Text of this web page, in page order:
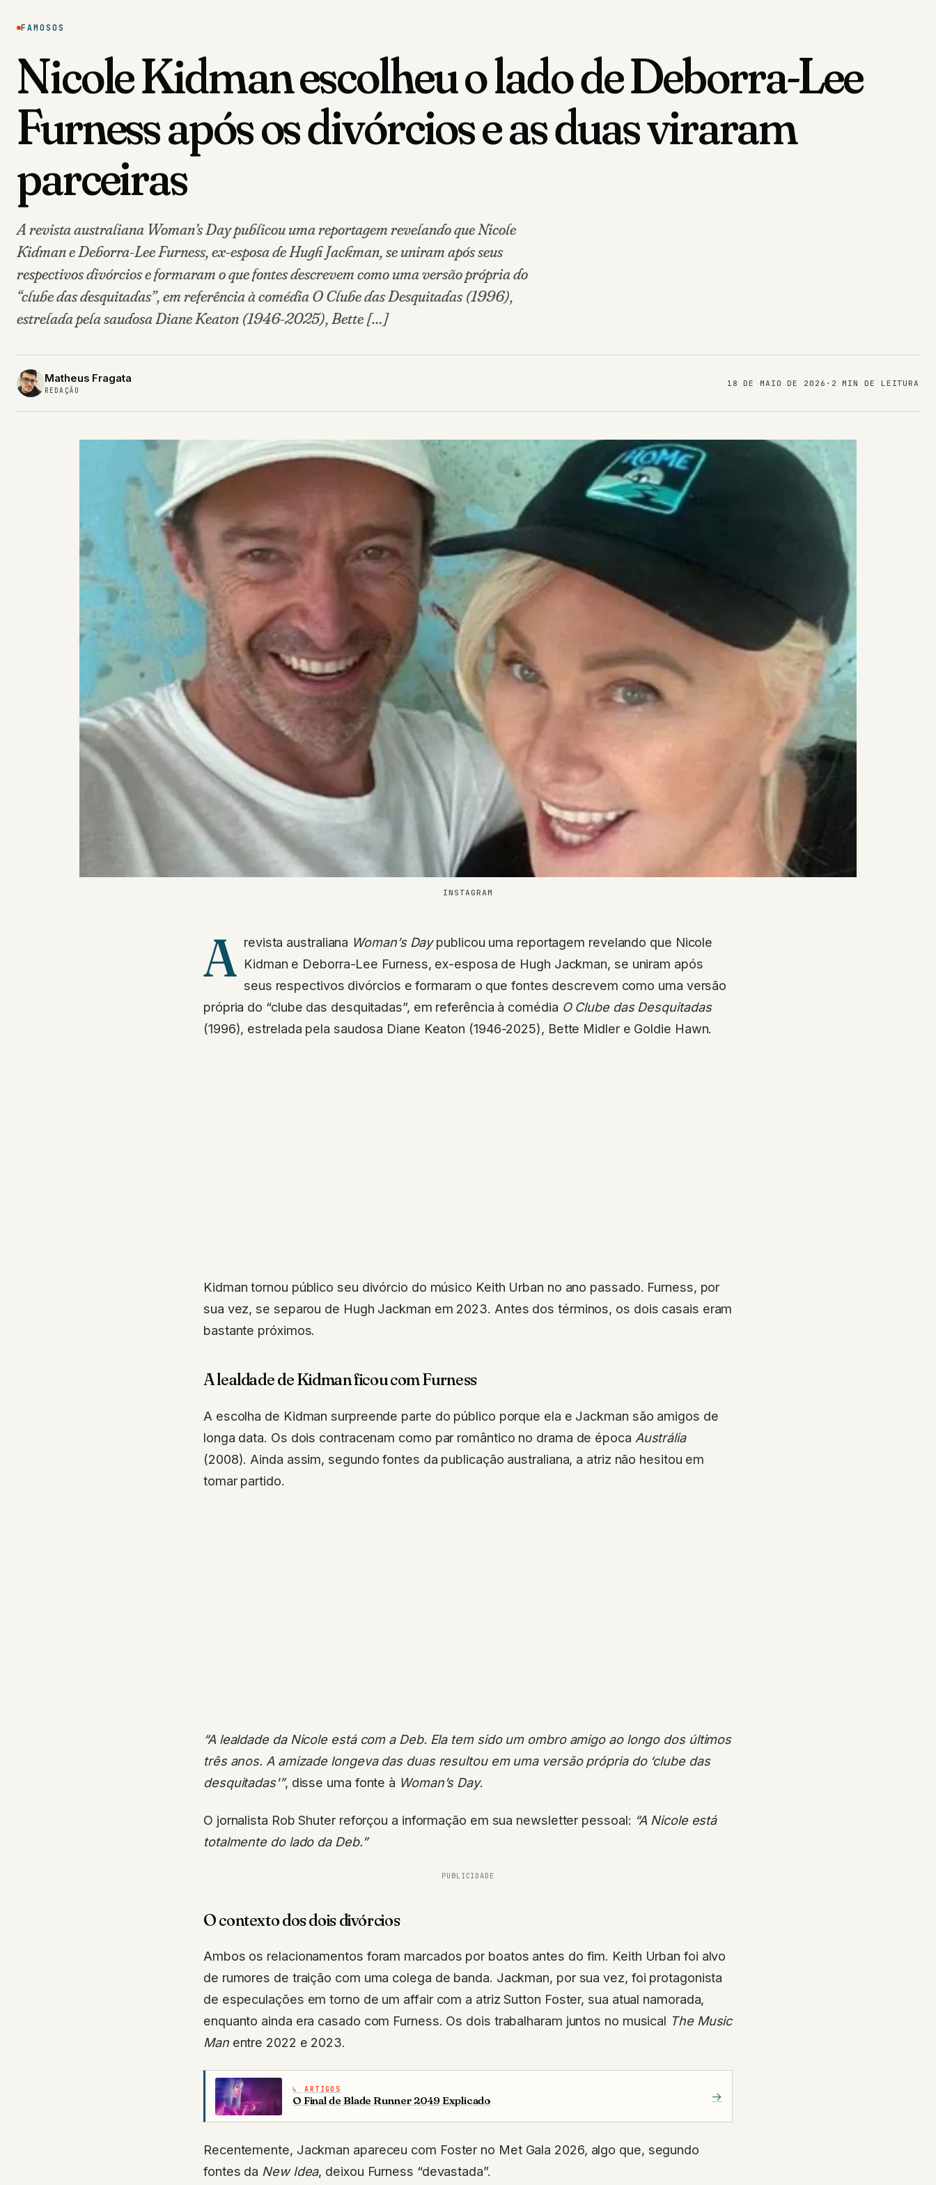
FAMOSOS
Nicole Kidman escolheu o lado de Deborra-Lee
Furness após os divórcios e as duas viraram
parceiras
A revista australiana Woman’s Day publicou uma reportagem revelando que Nicole
Kidman e Deborra-Lee Furness, ex-esposa de Hugh Jackman, se uniram após seus
respectivos divórcios e formaram o que fontes descrevem como uma versão própria do
“clube das desquitadas”, em referência à comédia O Clube das Desquitadas (1996),
estrelada pela saudosa Diane Keaton (1946-2025), Bette […]
Matheus Fragata
REDAÇÃO
18 DE MAIO DE 2026 · 2 MIN DE LEITURA
INSTAGRAM
A revista australiana Woman’s Daypublicou uma reportagem revelando que Nicole
Kidman e Deborra-Lee Furness, ex-esposa de Hugh Jackman, se uniram após
seus respectivos divórcios e formaram o que fontes descrevem como uma versão
própria do “clube das desquitadas”, em referência à comédia O Clube das Desquitadas
(1996), estrelada pela saudosa Diane Keaton (1946-2025), Bette Midler e Goldie Hawn.
Kidman tornou público seu divórcio do músico Keith Urban no ano passado. Furness, por
sua vez, se separou de Hugh Jackman em 2023. Antes dos términos, os dois casais eram
bastante próximos.
A lealdade de Kidman ficou com Furness
A escolha de Kidman surpreende parte do público porque ela e Jackman são amigos de
longa data. Os dois contracenam como par romântico no drama de época Austrália
(2008). Ainda assim, segundo fontes da publicação australiana, a atriz não hesitou em
tomar partido.
“A lealdade da Nicole está com a Deb. Ela tem sido um ombro amigo ao longo dos últimos
três anos. A amizade longeva das duas resultou em uma versão própria do ‘clube das
desquitadas'”, disse uma fonte à Woman’s Day.
O jornalista Rob Shuter reforçou a informação em sua newsletter pessoal: “A Nicole está
totalmente do lado da Deb.”
PUBLICIDADE
O contexto dos dois divórcios
Ambos os relacionamentos foram marcados por boatos antes do fim. Keith Urban foi alvo
de rumores de traição com uma colega de banda. Jackman, por sua vez, foi protagonista
de especulações em torno de um affair com a atriz Sutton Foster, sua atual namorada,
enquanto ainda era casado com Furness. Os dois trabalharam juntos no musical The Music
Manentre 2022 e 2023.
ARTIGOS
O Final de Blade Runner 2049 Explicado →
Recentemente, Jackman apareceu com Foster no Met Gala 2026, algo que, segundo
fontes da New Idea, deixou Furness “devastada”.